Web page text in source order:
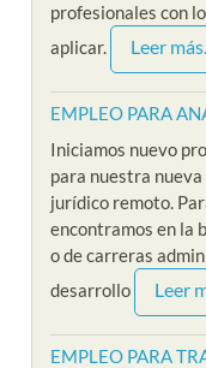
profesionales con
aplicar.
Leer
EMPLEO PARA
Iniciamos nuevo
para nuestra
jurídico remoto.
encontramos en la
o de carreras
desarrollo
Leer
EMPLEO PARA